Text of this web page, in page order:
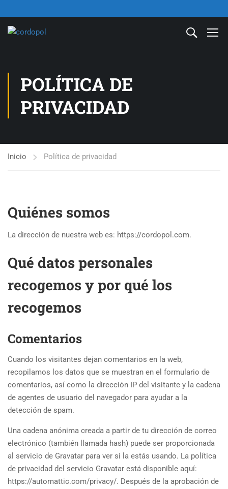
POLÍTICA DE
PRIVACIDAD
Inicio Política de privacidad
Quiénes somos
La dirección de nuestra web es: https://cordopol.com.
Qué datos personales
recogemos y por qué los
recogemos
Comentarios
Cuando los visitantes dejan comentarios en la web,
recopilamos los datos que se muestran en el formulario de
comentarios, así como la dirección IP del visitante y la cadena
de agentes de usuario del navegador para ayudar a la
detección de spam.
Una cadena anónima creada a partir de tu dirección de correo
electrónico (también llamada hash) puede ser proporcionada
al servicio de Gravatar para ver si la estás usando. La política
de privacidad del servicio Gravatar está disponible aquí:
https://automattic.com/privacy/. Después de la aprobación de